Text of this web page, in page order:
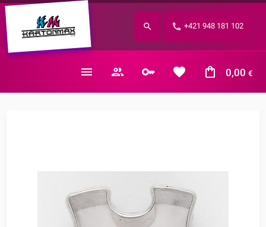
+421 948 181 102
0,00 €
Zabudnuté heslo?
E-mail